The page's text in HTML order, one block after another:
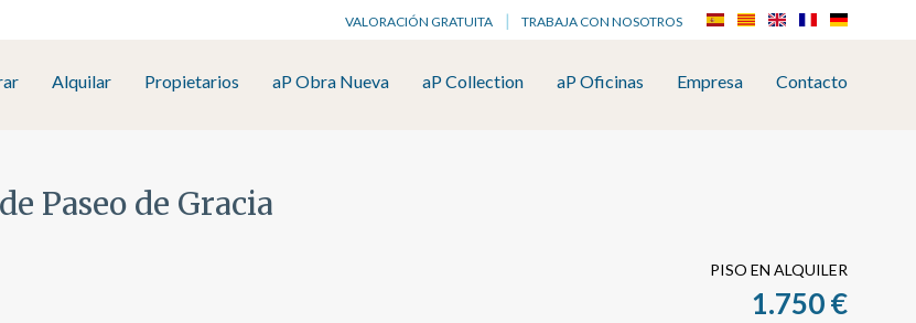
VALORACIÓN GRATUITA TRABAJA CON NOSOTROS
Alquilar Propietarios aP Obra Nueva aP Collection aP Oficinas Empresa Contacto
Paseo de Gracia
PISO EN ALQUILER
1.750 €